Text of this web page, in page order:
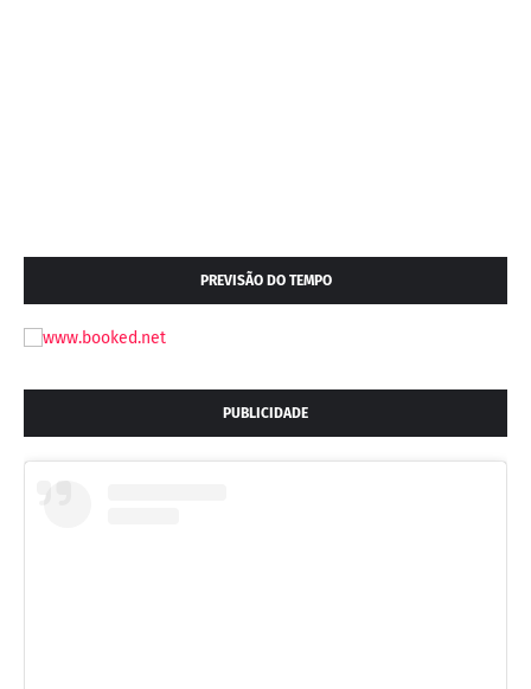
PREVISÃO DO TEMPO
PUBLICIDADE